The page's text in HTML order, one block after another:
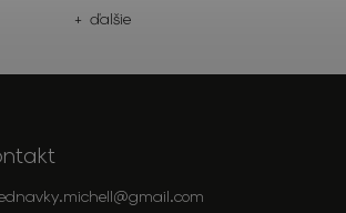
+ ďalšie
@gmail.com